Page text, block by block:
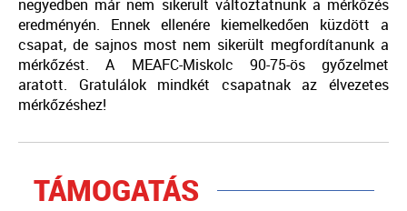
negyedben már nem sikerült változtatnunk a mérkőzés
eredményén. Ennek ellenére kiemelkedően küzdött a
csapat, de sajnos most nem sikerült megfordítanunk a
mérkőzést. A MEAFC-Miskolc 90-75-ös győzelmet
aratott. Gratulálok mindkét csapatnak az élvezetes
mérkőzéshez!
TÁMOGATÁS